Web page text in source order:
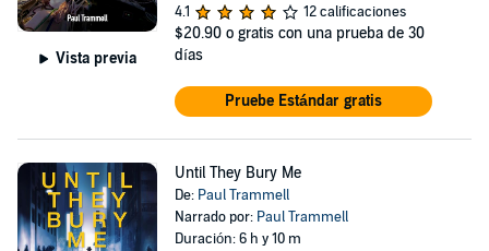
Vista previa
4.1
12 calificaciones
$20.90 o gratis con una prueba de 30
días
Pruebe Estándar gratis
Until They Bury Me
De: Paul Trammell
Narrado por: Paul Trammell
Duración: 6 h y 10 m